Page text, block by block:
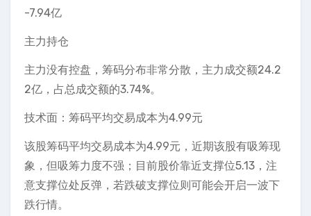
-7.94亿
主力持仓
主力没有控盘，筹码分布非常分散，主力成交额24.2
2亿，占总成交额的3.74%。
技术面：筹码平均交易成本为4.99元
该股筹码平均交易成本为4.99元，近期该股有吸筹现
象，但吸筹力度不强；目前股价靠近支撑位5.13，注
意支撑位处反弹，若跌破支撑位则可能会开启一波下
跌行情。